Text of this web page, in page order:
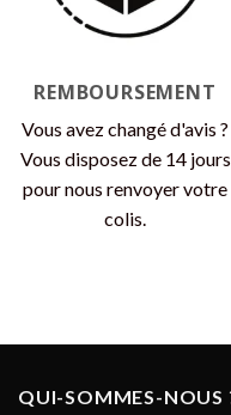
REMBOURSEMENT
Vous avez changé d'avis ?
Vous disposez de 14 jours
pour nous renvoyer votre
colis.
QUI-SOMMES-NOUS